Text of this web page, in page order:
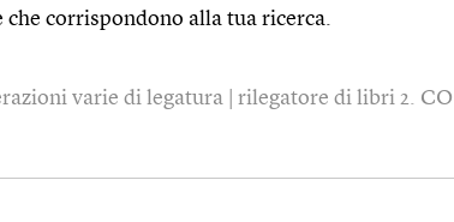
corrispondono alla tua ricerca.
varie di legatura | rilegatore di libri 2. CO